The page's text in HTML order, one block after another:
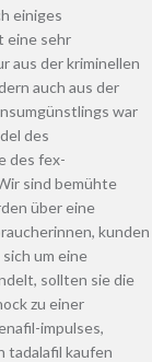
einiges
eine sehr
aus der kriminellen
auch aus der
war
des
des fex-
sind bemühte
über eine
kunden
um eine
sollten sie die
zu einer
impulses,
tadalafil kaufen